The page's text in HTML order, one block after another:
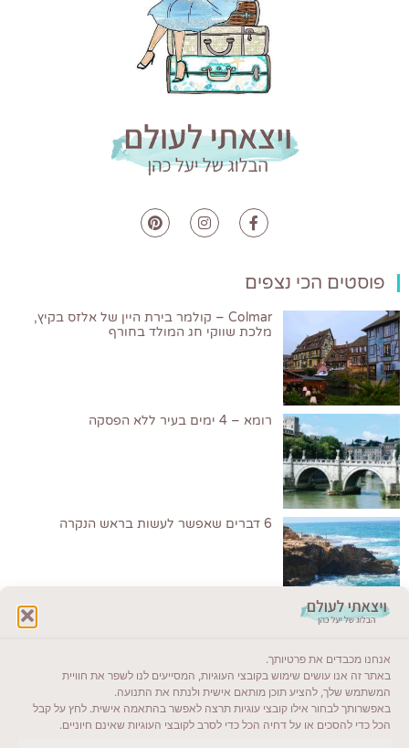
אנחנו מכבדים את פרטיותך.
באתר זה אנו עושים שימוש בקובצי העוגיות, המסייעים לנו לשפר את חוויית
המשתמש שלך, להציע תוכן מותאם אישית ולנתח את התנועה.
באפשרותך לבחור אילו קובצי עוגיות תרצה לאפשר בהתאמה אישית. לחץ על קבל
הכל כדי להסכים או על דחיה הכל כדי לסרב לקובצי העוגיות שאינם חיוניים.
פוסטים הכי נצפים
Colmar – קולמר בירת היין של אלזס בקיץ,
מלכת שווקי חג המולד בחורף
רומא – 4 ימים בעיר ללא הפסקה
6 דברים שאפשר לעשות בראש הנקרה
ייעדים מומלצים
מדריכים ועזרים